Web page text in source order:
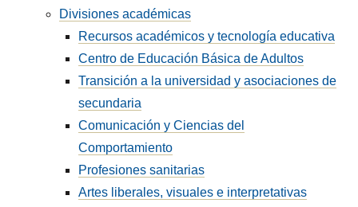
Divisiones académicas
Recursos académicos y tecnología educativa
Centro de Educación Básica de Adultos
Transición a la universidad y asociaciones de
secundaria
Comunicación y Ciencias del
Comportamiento
Profesiones sanitarias
Artes liberales, visuales e interpretativas